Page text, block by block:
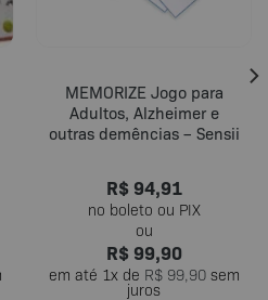
MEMORIZE Jogo para
Adultos, Alzheimer e
outras demências – Sensii
R$94,91
R$99,90
em até 1x de R$99,90sem
juros